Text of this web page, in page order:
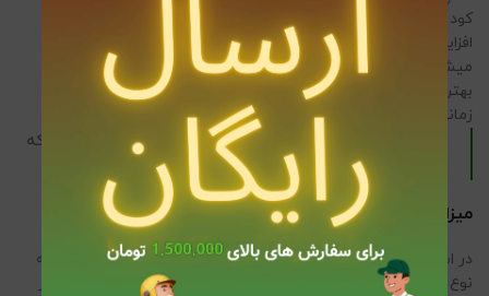
کود NPK 10-52-10 به علت داشتن فسفر بالا توان تولیدی گیاه رو
افزایش میدهد که باعث بهتر شدن عملکرد گیاه در رشد و گلدهی
میشود،
بهترین زمان برای استفاده از این کود در مراحل آبتدایی رشد گیاه و
زمانی که گیاه شروع به ریشه زایی میکند، است.
این محصول در بسته بندی با وزن یک کیلویی وجود دارد که
میتوانید باکلیک
آن را مشاهده نمایید.
میزان و نحوه مصرف کود:
در استفاده از انواع کودها یک قانون کلی وجود ندارد، بلکه با توجه به
نوع گیاه، وسعت، سن و … نوع کوددهی تغییر می کند و باید از نظر